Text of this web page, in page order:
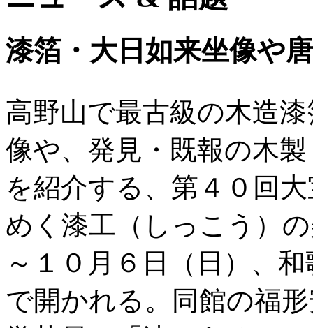
漆箔・大日如来坐像や
高野山で最古級の木造
像や、発見・既報の木
を紹介する、第４０回
めく漆工（しっこう）
～１０月６日（日）、
で開かれる。同館の福